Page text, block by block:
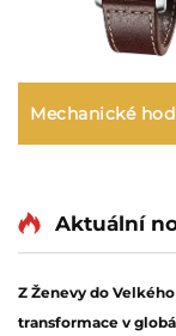
Mechanické
Aktuální
Z Ženevy do
transformace v